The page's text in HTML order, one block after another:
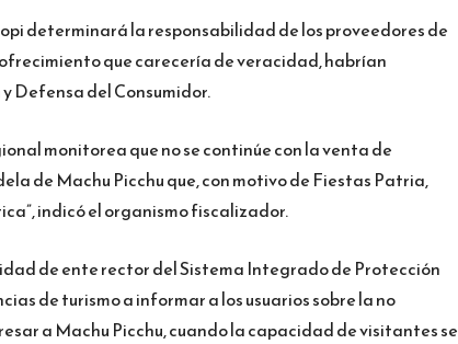
determinará la responsabilidad de los proveedores de
que carecería de veracidad, habrían
Defensa del Consumidor.
monitorea que no se continúe con la venta de
de Machu Picchu que, con motivo de Fiestas Patria,
indicó el organismo fiscalizador.
de ente rector del Sistema Integrado de Protección
de turismo a informar a los usuarios sobre la no
a Machu Picchu, cuando la capacidad de visitantes se